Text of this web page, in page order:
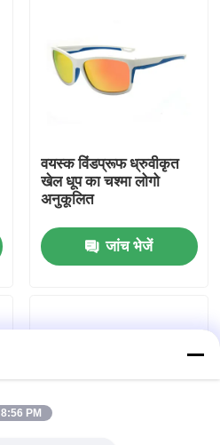
वयस्क विंडप्रूफ ध्रुवीकृत
खेल धूप का चश्मा लोगो
अनुकूलित
जांच भेजें
8:56 PM